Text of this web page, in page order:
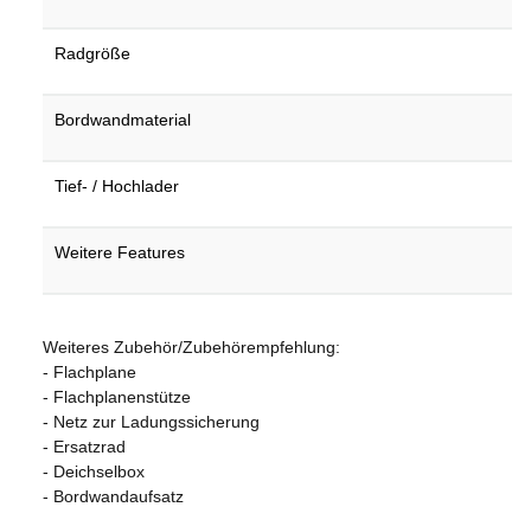
Radgröße
Bordwandmaterial
Tief- / Hochlader
Weitere Features
Weiteres Zubehör/Zubehörempfehlung:
- Flachplane
- Flachplanenstütze
- Netz zur Ladungssicherung
- Ersatzrad
- Deichselbox
- Bordwandaufsatz